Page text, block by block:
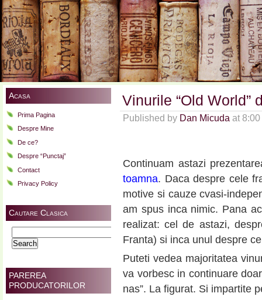
Acasa
Prima Pagina
Despre Mine
De ce?
Despre “Punctaj”
Contact
Privacy Policy
Cautare Clasica
for:
PAREREA
PRODUCATORILOR
Vinurile “Old World”
Published by Dan Micuda at
Continuam astazi
toamna. Daca despre cele
motive si cauze cvasi-
am spus inca nimic. Pana
realizat: cel de astazi,
Franta) si inca unul despre
Puteti vedea majoritatea
va vorbesc in continuare
nas”. La figurat. Si impartite